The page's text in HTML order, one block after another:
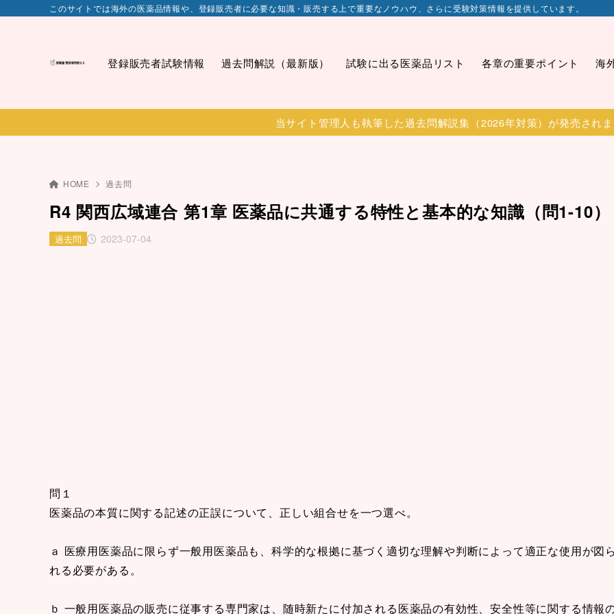
このサイトでは海外の医薬品情報や、登録販売者に必要な知識・販売する上で重要なノウハウ、さらに受験対策情報を提供しています。
登録販売者試験情報 過去問解説（最新版） 試験に出る医薬品リスト 各章の重要ポイント 海
当サイト管理人も執筆した過去問解説集（2026年対策）が発売され
HOME 過去問
R4 関西広域連合 第1章 医薬品に共通する特性と基本的な知識（問1-10）
2023-07-04
過去問
問１
医薬品の本質に関する記述の正誤について、正しい組合せを一つ選べ。
ａ 医療用医薬品に限らず一般用医薬品も、科学的な根拠に基づく適切な理解や判断によって適正な使用が図
れる必要がある。
ｂ 一般用医薬品の販売に従事する専門家は、随時新たに付加される医薬品の有効性、安全性等に関する情報